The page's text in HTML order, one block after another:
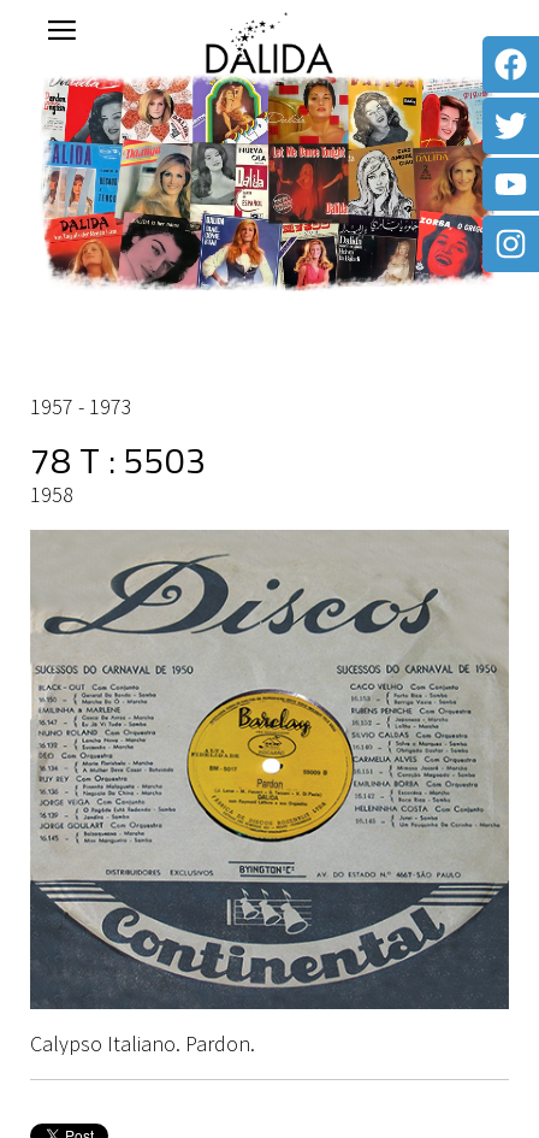
1957 - 1973
78 T : 5503
1958
Calypso Italiano. Pardon.